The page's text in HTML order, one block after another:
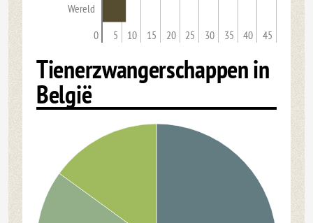
Wereld
0 5 10 15 20 25 30 35 40 45
Tienerzwangerschappen in
België